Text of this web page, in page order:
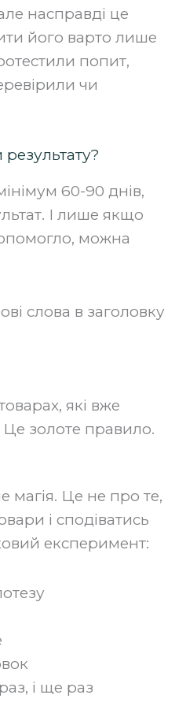
насправді це
його варто лише
попит,
чи
результату?
60-90 днів,
І лише якщо
можна
слова в заголовку
які вже
золоте правило.
магія. Це не про те,
і сподіватись
експеримент:
і ще раз